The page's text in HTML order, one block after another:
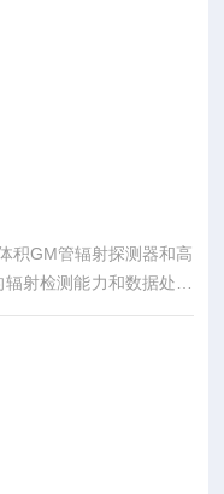
积GM管辐射探测器和高
射检测能力和数据处理
示，用户可根据使用的